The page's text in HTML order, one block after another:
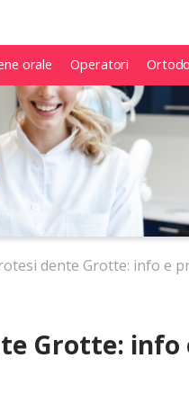
orale
orale Operatori
Operatori
dente Grotte: info e
Grotte: